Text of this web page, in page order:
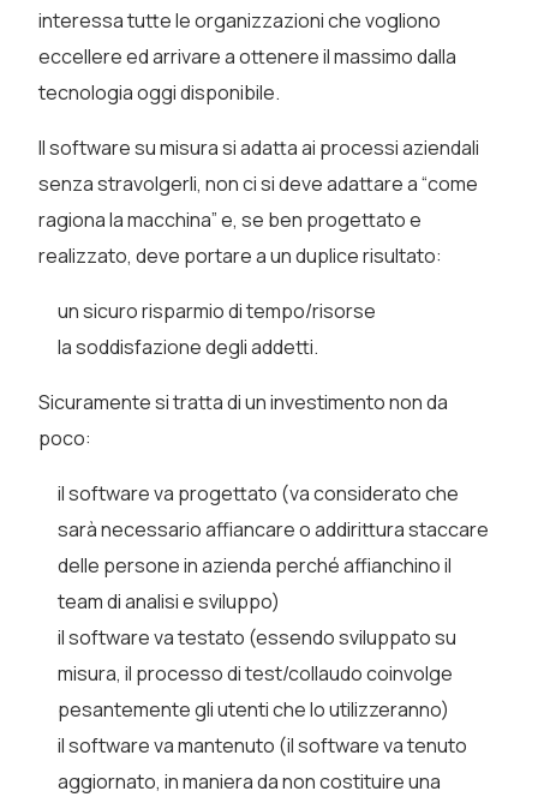
interessa tutte le organizzazioni che vogliono
eccellere ed arrivare a ottenere il massimo dalla
tecnologia oggi disponibile.
Il software su misura si adatta ai processi aziendali
senza stravolgerli, non ci si deve adattare a “come
ragiona la macchina” e, se ben progettato e
realizzato, deve portare a un duplice risultato:
un sicuro risparmio di tempo/risorse
la soddisfazione degli addetti.
Sicuramente si tratta di un investimento non da
poco:
il software va progettato (va considerato che
sarà necessario affiancare o addirittura staccare
delle persone in azienda perché affianchino il
team di analisi e sviluppo)
il software va testato (essendo sviluppato su
misura, il processo di test/collaudo coinvolge
pesantemente gli utenti che lo utilizzeranno)
il software va mantenuto (il software va tenuto
aggiornato, in maniera da non costituire una